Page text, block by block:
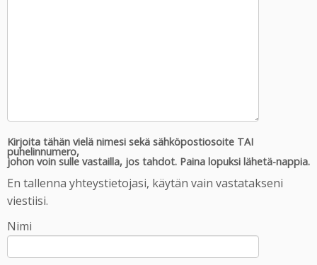
Kirjoita tähän vielä nimesi sekä sähköpostiosoite TAI
puhelinnumero,
johon voin sulle vastailla, jos tahdot. Paina lopuksi lähetä-nappia.
En tallenna yhteystietojasi, käytän vain vastatakseni
viestiisi.
Nimi